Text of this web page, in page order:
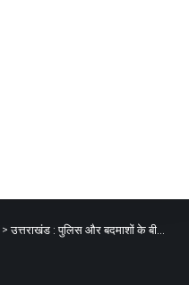
>उत्तराखंड : पुलिस और बदमाशों के बीच मुठभेड़! बदमाशों की गोली से पुलिसकर्मी घायल